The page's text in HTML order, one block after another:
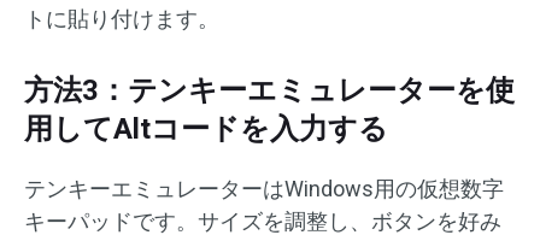
トに貼り付けます。
方法3：テンキーエミュレーターを使
用してAltコードを入力する
テンキーエミュレーターはWindows用の仮想数字
キーパッドです。サイズを調整し、ボタンを好み